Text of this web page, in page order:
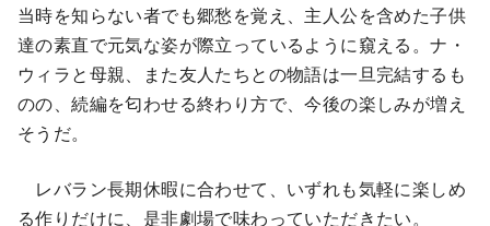
当時を知らない者でも郷愁を覚え、主人公を含めた子供
達の素直で元気な姿が際立っているように窺える。ナ・
ウィラと母親、また友人たちとの物語は一旦完結するも
のの、続編を匂わせる終わり方で、今後の楽しみが増え
そうだ。
レバラン長期休暇に合わせて、いずれも気軽に楽しめ
る作りだけに、是非劇場で味わっていただきたい。